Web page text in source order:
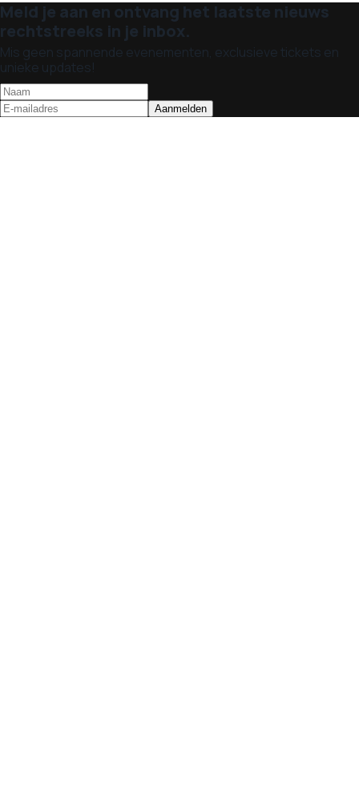
Meld je aan en ontvang het laatste nieuws
rechtstreeks in je inbox.
Mis geen spannende evenementen, exclusieve tickets en
unieke updates!